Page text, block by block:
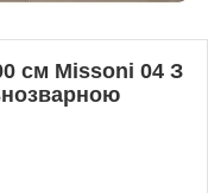
см Missoni 04 З